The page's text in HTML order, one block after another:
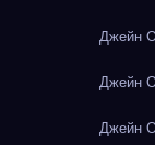
Джейн
Джейн
Джейн